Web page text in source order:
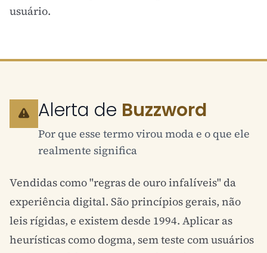
usuário.
Alerta de Buzzword
Por que esse termo virou moda e o que ele
realmente significa
Vendidas como "regras de ouro infalíveis" da
experiência digital. São princípios gerais, não
leis rígidas, e existem desde 1994. Aplicar as
heurísticas como dogma, sem teste com usuários